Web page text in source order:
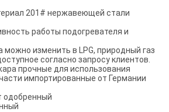
201# нержавеющей стали
работы подогревателя и
можно изменить в LPG, природный газ
согласно запросу клиентов.
прочные для использования
импортированные от Германии
одобренный